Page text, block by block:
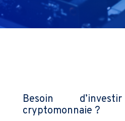
Besoin
cryptomonnaie ?